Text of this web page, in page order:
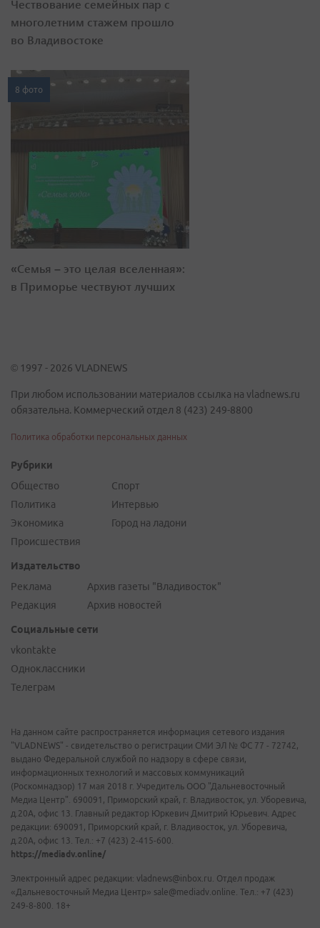
Чествование семейных пар с
многолетним стажем прошло
во Владивостоке
8 фото
«Семья – это целая вселенная»:
в Приморье чествуют лучших
© 1997 - 2026 VLADNEWS
При любом использовании материалов ссылка на vladnews.ru
обязательна. Коммерческий отдел 8 (423) 249-8800
Политика обработки персональных данных
Рубрики
Общество
Политика
Экономика
Происшествия
Спорт
Интервью
Город на ладони
Издательство
Реклама
Редакция
Архив газеты "Владивосток"
Архив новостей
Социальные сети
vkontakte
Одноклассники
Телеграм
На данном сайте распространяется информация сетевого издания
"VLADNEWS" - свидетельство о регистрации СМИ ЭЛ № ФС 77 - 72742,
выдано Федеральной службой по надзору в сфере связи,
информационных технологий и массовых коммуникаций
(Роскомнадзор) 17 мая 2018 г. Учредитель ООО "Дальневосточный
Медиа Центр". 690091, Приморский край, г. Владивосток, ул. Уборевича,
д.20А, офис 13. Главный редактор Юркевич Дмитрий Юрьевич. Адрес
редакции: 690091, Приморский край, г. Владивосток, ул. Уборевича,
д.20А, офис 13. Тел.: +7 (423) 2-415-600.
https://mediadv.online/
Электронный адрес редакции: vladnews@inbox.ru. Отдел продаж
«Дальневосточный Медиа Центр» sale@mediadv.online. Тел.: +7 (423)
249-8-800. 18+